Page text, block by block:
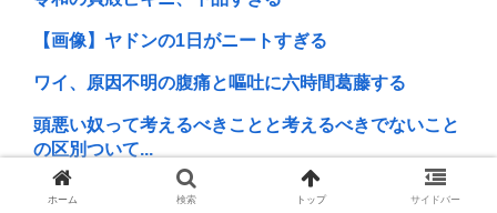
【画像】ヤドンの1日がニートすぎる
ワイ、原因不明の腹痛と嘔吐に六時間葛藤する
頭悪い奴って考えるべきことと考えるべきでないこと
の区別ついて...
酷暑でホームレスが空港に集結
ホーム 検索 トップ サイドバー